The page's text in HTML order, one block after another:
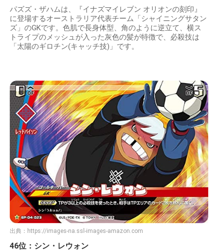
パズズ・ザハムは、『イナズマイレブン オリオンの刻印』
に登場するオーストラリア代表チーム「シャイニングサタン
ズ」のGKです。色肌で長身体型、角のように逆立て、横ス
トライプのメッシュが入った灰色の髪が特徴で、必殺技は
「太陽のギロチン(キャッチ技)」です。
出典： https://images-na.ssl-images-amazon.com
46位：シン・レウォン